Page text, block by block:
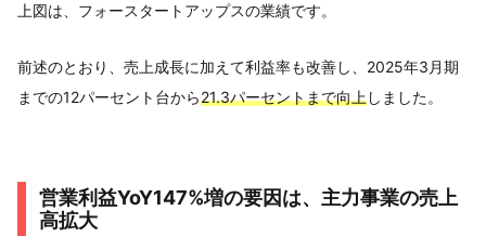
上図は、フォースタートアップスの業績です。
前述のとおり、売上成長に加えて利益率も改善し、2025年3月期
までの12パーセント台から21.3パーセントまで向上しました。
営業利益YoY147%増の要因は、主力事業の売上
高拡大